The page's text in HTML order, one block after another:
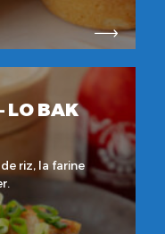
LO BAK
riz, la farine